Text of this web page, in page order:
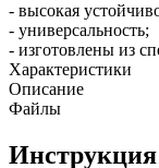
- высокая
- универсальность;
- изготовлены из
Характеристики
Описание
Файлы